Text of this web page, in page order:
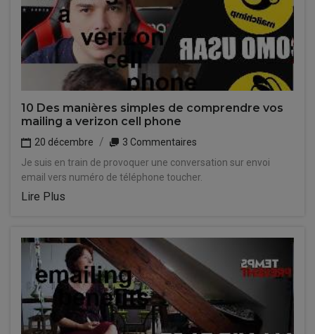
10 Des manières simples de comprendre vos
mailing a verizon cell phone
20 décembre
3 Commentaires
Je suis en train de provoquer une conversation sur envoi
email vers numéro de téléphone toucher.
Lire Plus